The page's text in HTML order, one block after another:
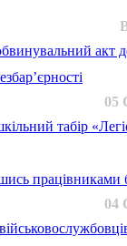
акт
05
табір
працівниками
04